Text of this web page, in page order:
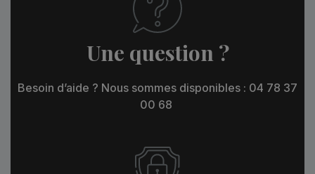
Une question ?
Besoin d’aide ? Nous sommes disponibles : 04 78 37
00 68